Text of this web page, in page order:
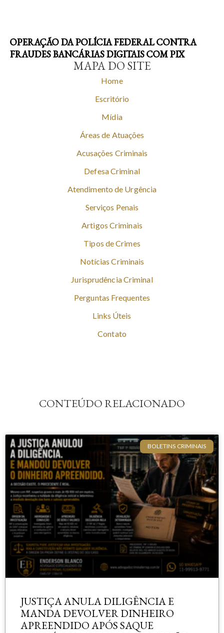
OPERAÇÃO DA POLÍCIA FEDERAL CONTRA
FRAUDES BANCÁRIAS DIGITAIS COM PIX
MAPA DO SITE
Home
Escritório
Mídia
Áreas de Atuações
Acusações Criminais
Defesa Criminal
Atendimento de Urgência
Serviços Penais
Artigos Criminais
Tipos de Crimes
Notícias Criminais
Jurisprudência Criminal
Perguntas Frequentes
Links Úteis
Contato
CONTEÚDO RELACIONADO
BOLETINS CRIMINAIS
JUSTIÇA ANULA DILIGÊNCIA E
MANDA DEVOLVER DINHEIRO
APREENDIDO APÓS SAQUE